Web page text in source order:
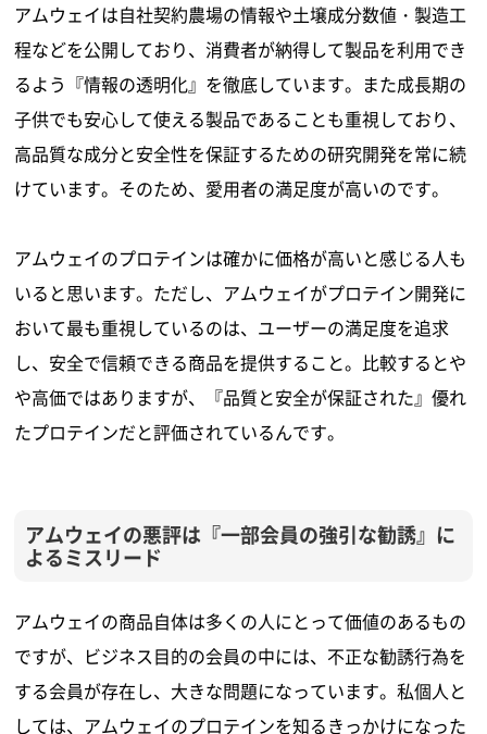
アムウェイは自社契約農場の情報や土壌成分数値・製造工
程などを公開しており、消費者が納得して製品を利用でき
るよう『情報の透明化』を徹底しています。また成長期の
子供でも安心して使える製品であることも重視しており、
高品質な成分と安全性を保証するための研究開発を常に続
けています。そのため、愛用者の満足度が高いのです。
アムウェイのプロテインは確かに価格が高いと感じる人も
いると思います。ただし、アムウェイがプロテイン開発に
おいて最も重視しているのは、ユーザーの満足度を追求
し、安全で信頼できる商品を提供すること。比較するとや
や高価ではありますが、『品質と安全が保証された』優れ
たプロテインだと評価されているんです。
アムウェイの悪評は『一部会員の強引な勧誘』に
よるミスリード
アムウェイの商品自体は多くの人にとって価値のあるもの
ですが、ビジネス目的の会員の中には、不正な勧誘行為を
する会員が存在し、大きな問題になっています。私個人と
しては、アムウェイのプロテインを知るきっかけになった